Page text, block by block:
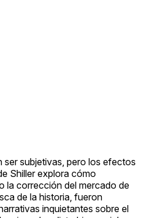
ser subjetivas, pero los efectos
Shiller explora cómo
la corrección del mercado de
de la historia, fueron
inquietantes sobre el